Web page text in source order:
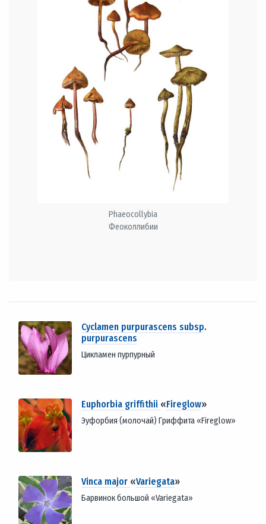
Phaeocollybia
Феоколлибии
Cyclamen purpurascens subsp.
purpurascens
Цикламен пурпурный
Euphorbia griffithii «Fireglow»
Эуфорбия (молочай) Гриффита «Fireglow»
Vinca major «Variegata»
Барвинок большой «Variegata»